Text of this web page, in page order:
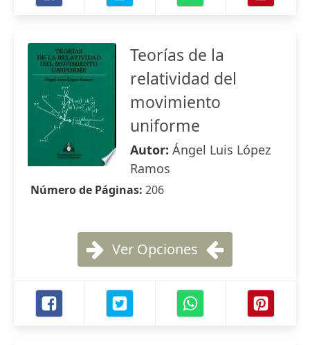
Teorías de la
relatividad del
movimiento
uniforme
Autor: Ángel Luis López
Ramos
Número de Páginas: 206
Ver Opciones